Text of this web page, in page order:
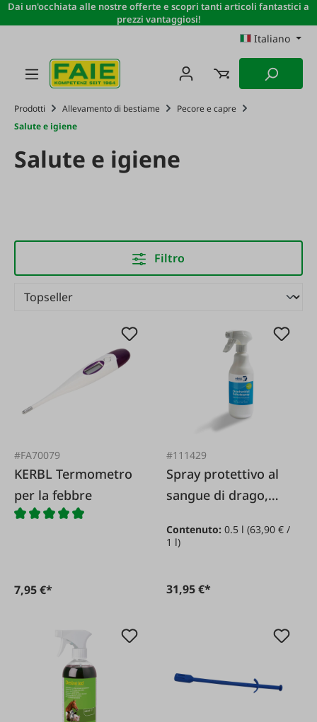
Passa al contenuto principale
Dai un'occhiata alle nostre offerte e scopri tanti articoli fantastici a
prezzi vantaggiosi!
Italiano
Prodotti Allevamento di bestiame
Pecore e capre
Salute e igiene
Salute e igiene
Filtro
#FA70079
KERBL Termometro
per la febbre
7,95 €*
#111429
Spray protettivo al
sangue di drago,
ml
Contenuto:0.5 l(63,90 € /
1 l)
31,95 €*